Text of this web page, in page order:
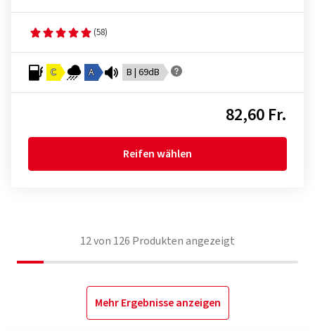
(58)
C A B | 69dB
82,60 Fr.
Reifen wählen
12von 126 Produkten angezeigt
Mehr Ergebnisse anzeigen